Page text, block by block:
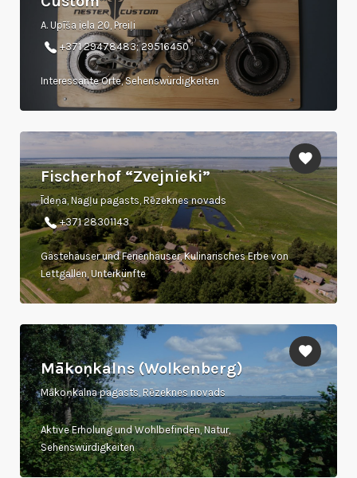
A. Upīša iela 20, Preiļi
+371 29478483; 29516450
Interessante Orte, Sehenswürdigkeiten
Fischerhof “Zvejnieki”
Īdeņa, Nagļu pagasts, Rēzeknes novads
+371 28301143
Gästehäuser und Ferienhäuser, Kulinarisches Erbe von
Lettgallen, Unterkünfte
Mākoņkalns (Wolkenberg)
Mākoņkalna pagasts, Rēzeknes novads
Aktive Erholung und Wohlbefinden, Natur,
Sehenswürdigkeiten